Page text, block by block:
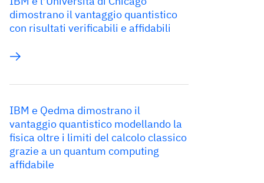
dimostrano il vantaggio quantistico
con risultati verificabili e affidabili
IBM e Qedma dimostrano il
vantaggio quantistico modellando la
fisica oltre i limiti del calcolo classico
grazie a un quantum computing
affidabile